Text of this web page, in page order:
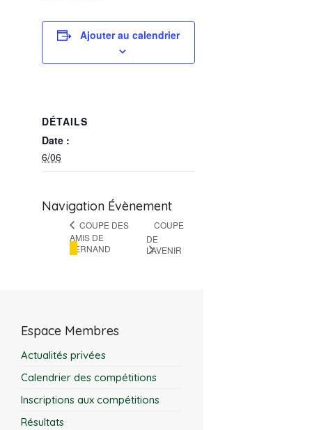
Ajouter au calendrier
DÉTAILS
Date :
6/06
Navigation Évènement
COUPE DES
AMIS DE
FERNAND
COUPE
DE
L’AVENIR
Espace Membres
Actualités privées
Calendrier des compétitions
Inscriptions aux compétitions
Résultats